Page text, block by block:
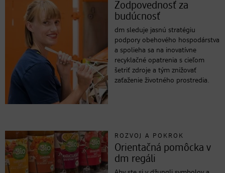
Zodpovednosť za
budúcnosť
dm sleduje jasnú stratégiu
podpory obehového hospodárstva
a spolieha sa na inovatívne
recyklačné opatrenia s cieľom
šetriť zdroje a tým znižovať
zaťaženie životného prostredia.
ROZVOJ A POKROK
Orientačná pomôcka v
dm regáli